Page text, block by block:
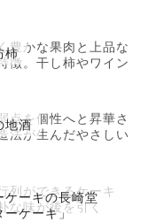
柿
豊かな果肉と上品な
徴。干し柿やワイン
地酒
点を個性へと昇華さ
法が生んだやさしい
ケーキの長崎堂
ーケーキ」
列ができるケーキ
な味が後を引く